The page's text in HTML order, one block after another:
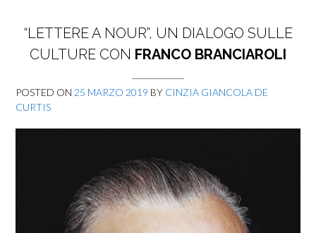
“LETTERE A NOUR”, UN DIALOGO SULLE
CULTURE CON FRANCO BRANCIAROLI
POSTED ON 25 MARZO 2019 BY CINZIA GIANCOLA DE
CURTIS